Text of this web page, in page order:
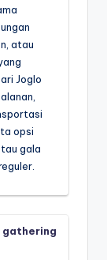
atau
Joglo
opsi
gala
gathering